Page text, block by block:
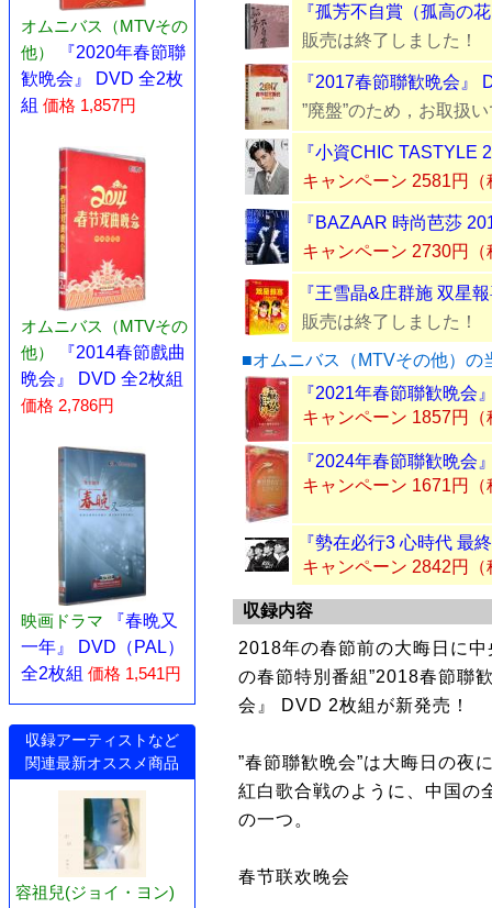
オムニバス（MTVその
他）
『2020年春節聯
歓晩会』 DVD 全2枚
組 価格 1,857円
オムニバス（MTVその
他）
『2014春節戲曲
晩会』 DVD 全2枚組
価格 2,786円
映画ドラマ
『春晩又
一年』 DVD（PAL）
全2枚組 価格 1,541円
収録アーティストなど
関連最新オススメ商品
容祖兒(ジョイ・ヨン)
『孤芳不自賞（孤高の
販売は終了しました！
『2017春節聯歓晩会』
”廃盤”のため，お取扱
『小資CHIC TASTYLE
キャンペーン 2581円
『BAZAAR 時尚芭莎
キャンペーン 2730円
『王雪晶&庄群施 双星
販売は終了しました！
■オムニバス（MTVその他）の
『2021年春節聯歓晩会
キャンペーン 1857円（
『2024年春節聯歓晩会
キャンペーン 1671円（
『勢在必行3 心時代 最
キャンペーン 2842円（
収録内容
2018年の春節前の大晦日に
の春節特別番組”2018春節聯
会』 DVD 2枚組が新発売！
”春節聯歓晩会”は大晦日の夜
紅白歌合戦のように、中国の
の一つ。
春节联欢晚会